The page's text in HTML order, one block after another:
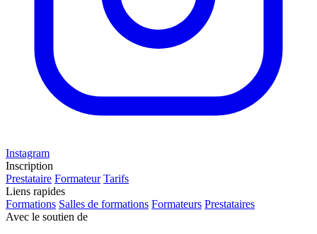
Instagram
Inscription
Prestataire Formateur Tarifs
Liens rapides
Formations Salles de formations Formateurs Prestataires
Avec le soutien de